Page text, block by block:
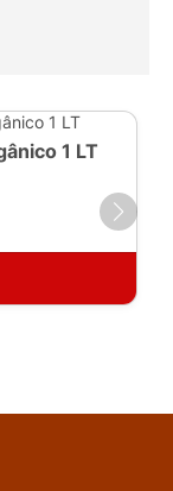
1 LT